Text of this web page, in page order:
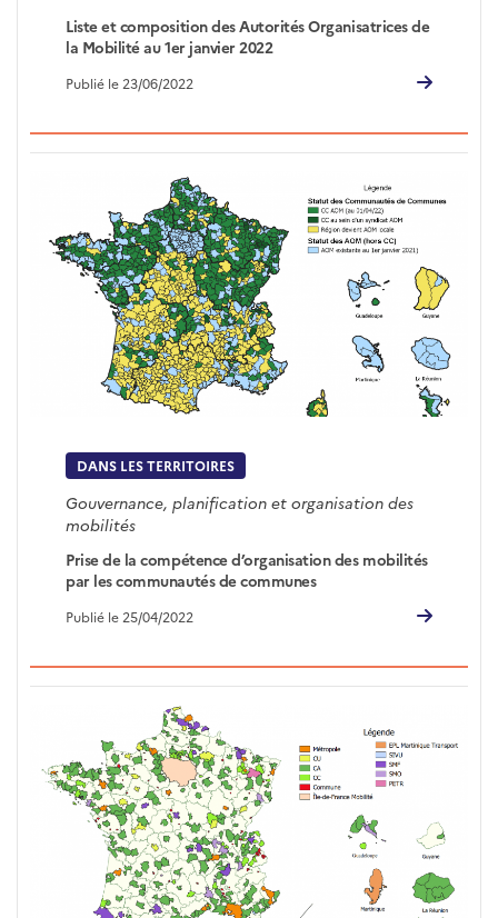
Liste et composition des Autorités Organisatrices de
la Mobilité au 1er janvier 2022
Publié le 23/06/2022
DANS LES TERRITOIRES
Gouvernance, planification et organisation des
mobilités
Prise de la compétence d’organisation des mobilités
par les communautés de communes
Publié le 25/04/2022